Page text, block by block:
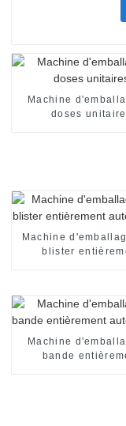
Machine
doses
Machine
blister
Machine
bande